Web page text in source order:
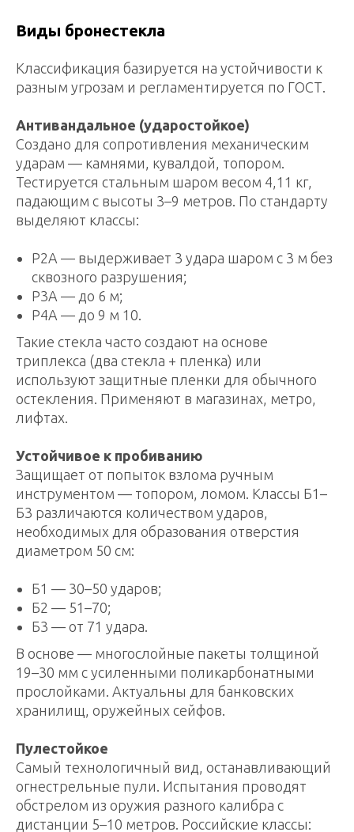
Виды бронестекла
Классификация базируется на устойчивости к
разным угрозам и регламентируется по ГОСТ.
Антивандальное (ударостойкое)
Создано для сопротивления механическим
ударам — камнями, кувалдой, топором.
Тестируется стальным шаром весом 4,11 кг,
падающим с высоты 3–9 метров. По стандарту
выделяют классы:
Р2А — выдерживает 3 удара шаром с 3 м без
сквозного разрушения;
Р3А — до 6 м;
Р4А — до 9 м 10.
Такие стекла часто создают на основе
триплекса (два стекла + пленка) или
используют защитные пленки для обычного
остекления. Применяют в магазинах, метро,
лифтах.
Устойчивое к пробиванию
Защищает от попыток взлома ручным
инструментом — топором, ломом. Классы Б1–
Б3 различаются количеством ударов,
необходимых для образования отверстия
диаметром 50 см:
Б1 — 30–50 ударов;
Б2 — 51–70;
Б3 — от 71 удара.
В основе — многослойные пакеты толщиной
19–30 мм с усиленными поликарбонатными
прослойками. Актуальны для банковских
хранилищ, оружейных сейфов.
Пулестойкое
Самый технологичный вид, останавливающий
огнестрельные пули. Испытания проводят
обстрелом из оружия разного калибра с
дистанции 5–10 метров. Российские классы: